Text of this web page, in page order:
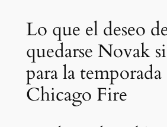
Lo que el deseo
quedarse Novak
para la
Chicago Fire